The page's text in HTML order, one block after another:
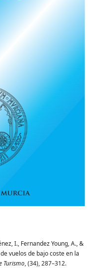
I., Fernandez Young, A., &
vuelos de bajo coste en la
Turismo, (34), 287–312.